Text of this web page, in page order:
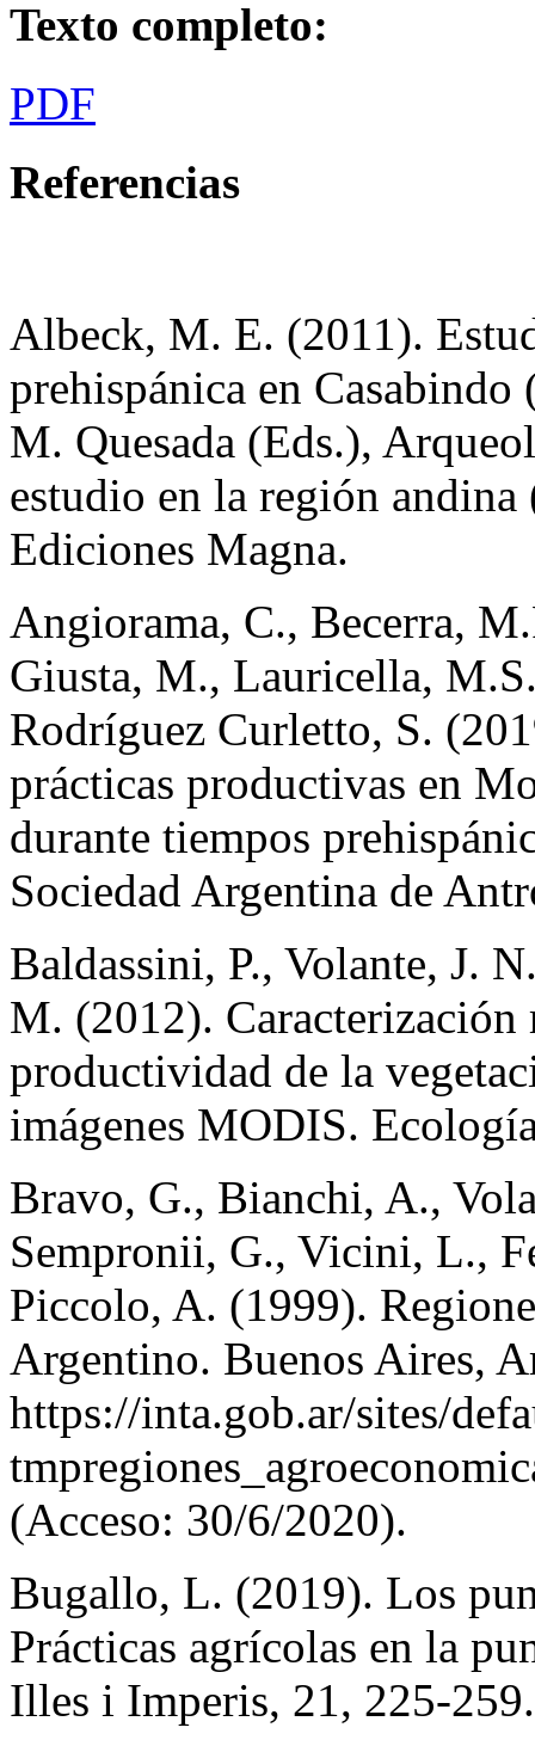
Texto completo:
PDF
Referencias
Albeck, M. E. (2011).
prehispánica en
M. Quesada (Eds.),
estudio en la región
Ediciones Magna.
Angiorama, C., Becerra,
Giusta, M., Lauricella,
Rodríguez Curletto, S.
prácticas productivas en
durante tiempos
Sociedad Argentina de
Baldassini, P., Volante, J.
M. (2012). Caracterización
productividad de la
imágenes MODIS.
Bravo, G., Bianchi, A.,
Sempronii, G., Vicini, L.,
Piccolo, A. (1999).
Argentino. Buenos Aires,
https://inta.gob.ar/sites/
(Acceso: 30/6/2020).
Bugallo, L. (2019). Los
Prácticas agrícolas en la
Illes i Imperis, 21, 225-259.